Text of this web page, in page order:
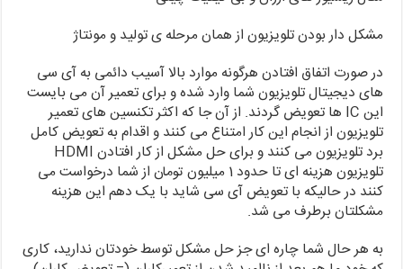
مشکل دار بودن تلویزیون از همان مرحله ی تولید و مونتاژ
در صورت اتفاق افتادن هرگونه موارد بالا آسیب دائمی به آی سی
های دیجیتال تلویزیون شما وارد شده و برای تعمیر آن می بایست
این IC ها تعویض گردند. از آن جا که اکثر تکنسین های تعمیر
تلویزیون از انجام این کار امتناع می کنند و اقدام به تعویض کامل
برد تلویزیون می کنند و برای حل مشکل از کار افتادن HDMI
تلویزیون هزینه ای تا حدود 1 میلیون تومان از شما درخواست می
کنند در حالیکه با تعویض آی سی شاید با یک دهم این هزینه
مشکلتان برطرف می شد.
به هر حال شما چاره ای جز حل مشکل توسط خودتان ندارید، کاری